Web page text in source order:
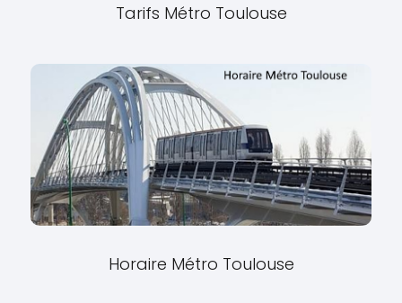
Tarifs Métro Toulouse
Horaire Métro Toulouse